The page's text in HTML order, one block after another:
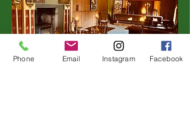
Phone Email Instagram Facebook